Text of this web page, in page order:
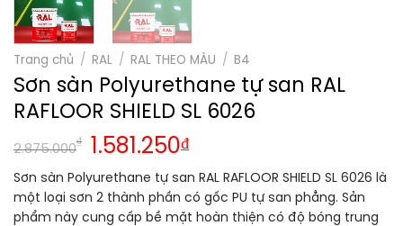
Trang chủ / RAL / RAL THEO MÀU / B4
Sơn sàn Polyurethane tự san RAL
RAFLOOR SHIELD SL 6026
2.875.000
₫ 1.581.250₫
Sơn sàn Polyurethane tự san RAL RAFLOOR SHIELD SL 6026 là
một loại sơn 2 thành phần có gốc PU tự san phẳng. Sản
phẩm này cung cấp bề mặt hoàn thiện có độ bóng trung